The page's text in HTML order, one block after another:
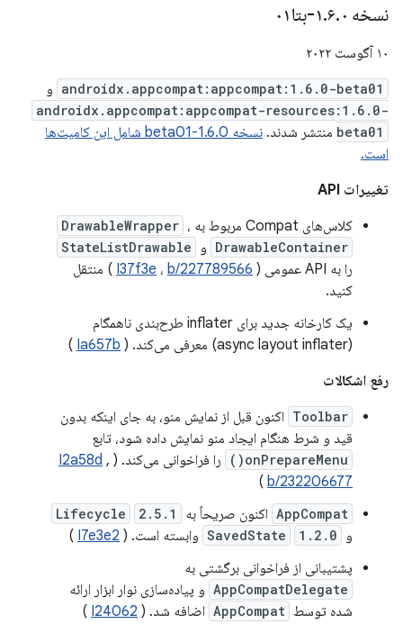
نسخه ۱ .۶.۰-بتا۰۱
۱۰ آگوست ۲۰۲۲
androidx.appcompat:appcompat:1.6.0-beta01 و
androidx.appcompat:appcompat-resources:1.6.0-
beta01 منتشر شدند.
نسخه 1.6.0-beta01 شامل این کامیت‌ها
است.
تغییرات API
کلاس‌های Compat مربوط به
DrawableWrapper ،
DrawableContainer و StateListDrawable
را به API عمومی ( I37f3e ، b/227789566
) منتقل
کنید.
یک کارخانه جدید برای inflater طرح‌بندی ناهمگام
(async layout inflater) معرفی می‌کند. (
Ia657b
)
رفع اشکالات
Toolbar اکنون قبل از نمایش منو، به جای اینکه بدون
قید و شرط هنگام ایجاد منو نمایش داده شود، تابع
onPrepareMenu() را فراخوانی می‌کند. ( I2a58d ,
b/232206677
)
AppCompat اکنون صریحاً به Lifecycle 2.5.1
و SavedState 1.2.0 وابسته است. ( I7e3e2
)
پشتیبانی از فراخوانی برگشتی به
AppCompatDelegate و پیاده‌سازی نوار ابزار ارائه
شده توسط AppCompat اضافه شد. ( I24062
)